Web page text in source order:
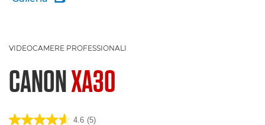
VIDEOCAMERE PROFESSIONALI
CANONXA30
4.6 (5)